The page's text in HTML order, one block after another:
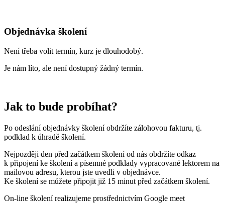
Objednávka školení
Není třeba volit termín, kurz je dlouhodobý.
Je nám líto, ale není dostupný žádný termín.
Jak to bude probíhat?
Po odeslání objednávky školení obdržíte zálohovou fakturu, tj.
podklad k úhradě školení.
Nejpozději den před začátkem školení od nás obdržíte odkaz
k připojení ke školení a písemné podklady vypracované lektorem na
mailovou adresu, kterou jste uvedli v objednávce.
Ke školení se můžete připojit již 15 minut před začátkem školení.
On-line školení realizujeme prostřednictvím Google meet